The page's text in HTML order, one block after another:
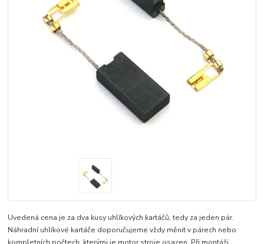
Uvedená cena je za dva kusy uhlíkových kartáčů, tedy za jeden pár.
Náhradní uhlíkové kartáče doporučujeme vždy měnit v párech nebo
kompletních počtech, kterými je motor stroje osazen. Při montáži